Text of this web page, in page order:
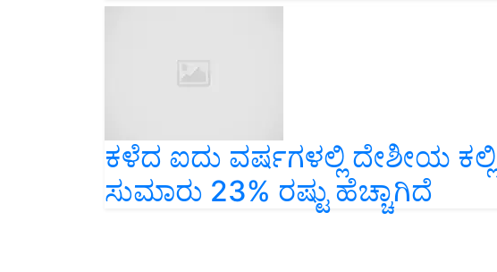
ಕಳೆದ ಐದು ವರ್ಷಗಳಲ್ಲಿ ದೇಶೀಯ
ಸುಮಾರು 23% ರಷ್ಟು ಹೆಚ್ಚಾಗಿದೆ